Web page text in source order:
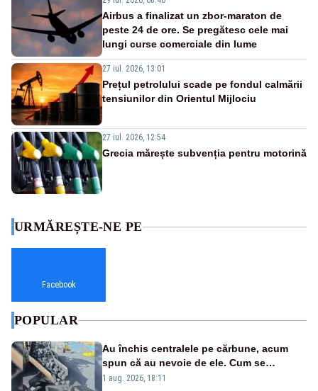
Airbus a finalizat un zbor-maraton de
peste 24 de ore. Se pregătesc cele mai
lungi curse comerciale din lume
27 iul. 2026, 13:01
Prețul petrolului scade pe fondul calmării
tensiunilor din Orientul Mijlociu
27 iul. 2026, 12:54
Grecia mărește subvenția pentru motorină
URMĂREȘTE-NE PE
Facebook
POPULAR
Au închis centralele pe cărbune, acum
spun că au nevoie de ele. Cum se
pasează vina în plină criză energetică
1 aug. 2026, 18:11